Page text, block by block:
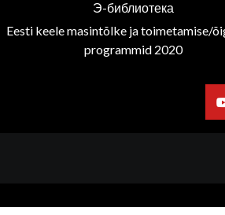
Э-библиотека
Eesti keele masintõlke ja toimetamise/
programmid 2020